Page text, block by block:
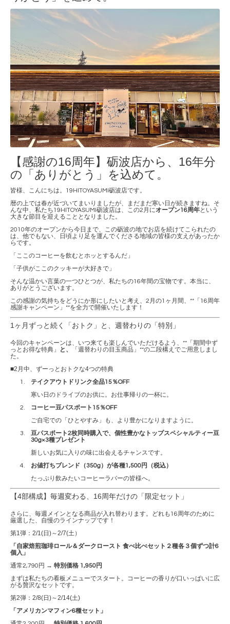
【感謝の16周年】砺波店から、16年分
の「ありがとう」を込めて。
皆様、こんにちは。19HITOYASUMI砺波店です。
暦の上では春が近づいてまいりましたが、まだまだ寒い日が続きますね。そ
んな中、私たち19HITOYASUMI砺波店は、この2月にオープン16周年という
大きな節目を迎えることとなりました。
2010年のオープンから今日まで、この砺波の地でお店を続けてこられたの
は、他でもない、日頃より足を運んでくださる地域の皆様の支えがあったか
らです。
「ここのコーヒーを飲むとホッとするんだ」
「子供がここのクッキーが大好きで」
そんな温かい言葉の一つひとつが、私たちの16年間の宝物です。本当に、
ありがとうございます。
この感謝の気持ちをどうにか形にしたいと考え、2月の1ヶ月間、**「16周年
感謝キャンペーン」**を全力で開催いたします！
1ヶ月ずっと続く「おトク」と、週替わりの「特別」
今回のキャンペーンは、いつ来ても楽しんでいただけるよう、**「期間中ず
っとお得な特典」
と、
「週替わりの目玉商品」**の二段構えでご用意しまし
た。
■2月中、ずーっとおトクな4つの特典
テイクアウトドリンク全品15％OFF
寒い日のドライブのお供に。お仕事帰りの一杯に。
コーヒー豆パスポート15％OFF
ご自宅での「ひとやすみ」も、より豊かになりますように。
豆パスポート2枚同時購入で、個性豊かなトップスペシャルティー豆
30g×3種プレゼント
新しいお気に入りの味に出会えるチャンスです。
お値打ちブレンド（350g）が各種1,500円（税込）
たっぷり飲みたいコーヒーラバーの皆様へ。
【4部構成】毎週変わる、16周年だけの「限定セット」
さらに、毎週メインとなる商品が入れ替わります。どれも16周年のために
厳選した、自慢のラインナップです！
第1弾：2/1(日)～2/7(土）
「自家焙煎珈琲ロール＆ダークロースト 食べ比べセット２種各３個ずつ計6
個入」
通常2,790円 → 特別価格 1,950円
まずは私たちの看板メニューでスタート。コーヒーの香りが口いっぱいに広
がる贅沢なセットです。
第2弾：2/8(日)～2/14(土)
「アメリカンマフィン6種セット」